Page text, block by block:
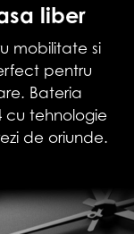
liber
mobilitate si
pentru
Bateria
cu tehnologie
de oriunde.